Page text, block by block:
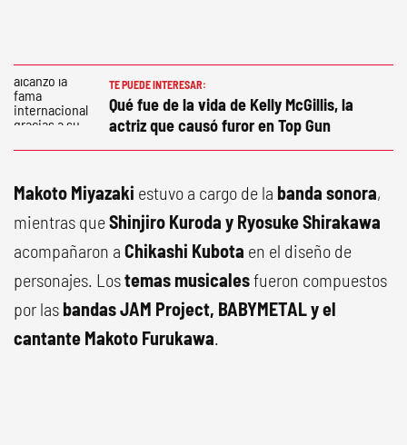
TE PUEDE INTERESAR:
Qué fue de la vida de Kelly McGillis, la
actriz que causó furor en Top Gun
Makoto Miyazaki estuvo a cargo de la banda sonora,
mientras queShinjiro Kuroda y Ryosuke Shirakawa
acompañaron a Chikashi Kubota en el diseño de
personajes. Lostemas musicalesfueron compuestos
por las bandas JAM Project, BABYMETAL y el
cantante Makoto Furukawa.